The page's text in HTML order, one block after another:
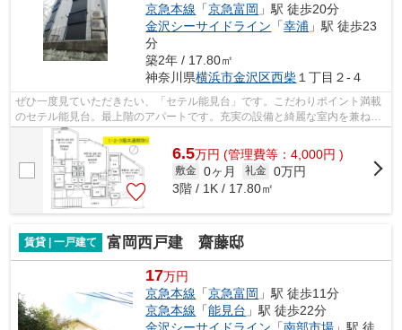
京急本線 「京急富岡 」駅 徒歩20分
金沢シーサイドライン 「幸浦 」駅 徒歩23
分
築2年 / 17.80㎡
神奈川県横浜市金沢区西柴 １丁目２‐４
ぜひ一度見ていただきたい、「セテル能見台」です。こだわりポイント満載
のセテル能見台。最上階のアパートです。充実の設備と綺麗な室内を兼ね備
えた、2024年築の物件です。できるだ...
6.5万円 (管理費等：4,000円 )
敷金 0ヶ月 礼金 0万円
3階 / 1K / 17.80㎡
賃貸 | 一戸建て 富岡西戸建 齋藤邸
17万円
京急本線 「京急富岡 」駅 徒歩11分
京急本線 「能見台 」駅 徒歩22分